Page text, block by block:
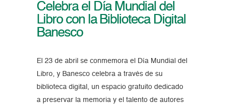
Celebra el Día Mundial del
Libro con la Biblioteca Digital
Banesco
El 23 de abril se conmemora el Día Mundial del
Libro, y Banesco celebra a través de su
biblioteca digital, un espacio gratuito dedicado
a preservar la memoria y el talento de autores